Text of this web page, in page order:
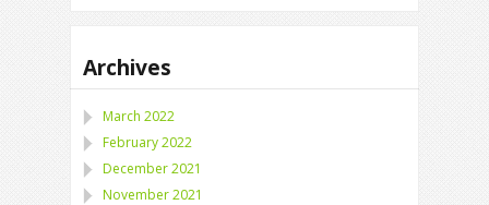
Archives
March 2022
February 2022
December 2021
November 2021